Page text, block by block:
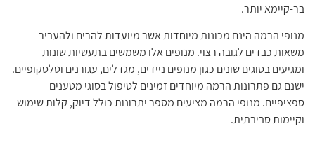
בר-קיימא יותר.
מנופי הרמה הינם מכונות מיוחדות אשר מיועדות להרים ולהעביר
משאות כבדים לגובה רצוי. מנופים אלו משמשים בתעשיות שונות
ומגיעים בסוגים שונים כגון מנופים ניידים, מגדלים, עגורנים וטלסקופיים.
ישנם גם פתרונות הרמה מיוחדים זמינים לטיפול בסוגי מטענים
ספציפיים. מנופי הרמה מציעים מספר יתרונות כולל דיוק, קלות שימוש
וקיימות סביבתית.